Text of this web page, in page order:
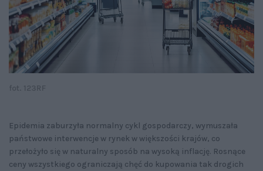
Epidemia zaburzyła normalny cykl gospodarczy, wymuszała
państwowe interwencje w rynek w większości krajów, co
przełożyło się w naturalny sposób na wysoką inflację. Rosnące
ceny wszystkiego ograniczają chęć do kupowania tak drogich